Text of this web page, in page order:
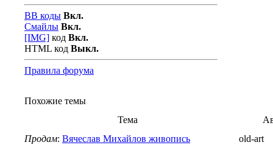
BB коды Вкл.
Смайлы Вкл.
[IMG] код Вкл.
HTML код Выкл.
Правила форума
Похожие темы
Тема
Продам: Вячеслав Михайлов живопись
old-art